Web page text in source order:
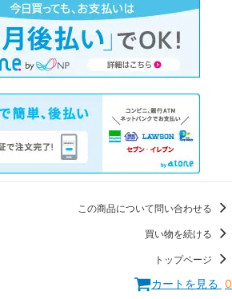
この商品について問い合わせる
買い物を続ける
トップページ
カートを見る 0